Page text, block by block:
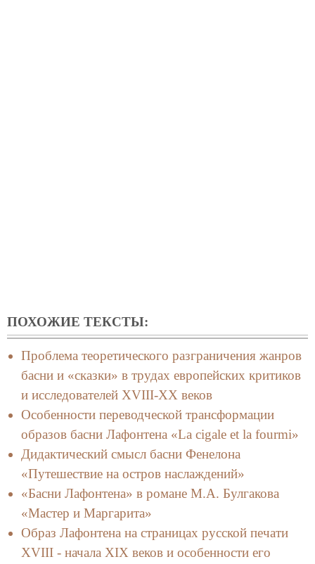
ПОХОЖИЕ ТЕКСТЫ:
Проблема теоретического разграничения жанров
басни и «сказки» в трудах европейских критиков
и исследователей XVIII-XX веков
Особенности переводческой трансформации
образов басни Лафонтена «La cigale et la fourmi»
Дидактический смысл басни Фенелона
«Путешествие на остров наслаждений»
«Басни Лафонтена» в романе М.А. Булгакова
«Мастер и Маргарита»
Образ Лафонтена на страницах русской печати
XVIII - начала XIX веков и особенности его